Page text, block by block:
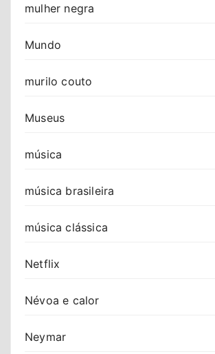
mulher negra
Mundo
murilo couto
Museus
música
música brasileira
música clássica
Netflix
Névoa e calor
Neymar